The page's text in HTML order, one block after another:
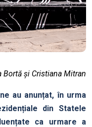
Bortă și Cristiana Mitran
au anunțat, în urma
din Statele
ca urmare a